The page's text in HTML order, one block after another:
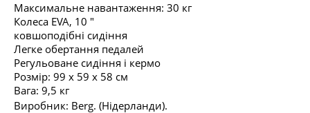
Максимальне навантаження: 30 кг
Колеса EVA, 10 "
ковшоподібні сидіння
Легке обертання педалей
Регульоване сидіння і кермо
Розмір: 99 х 59 х 58 см
Вага: 9,5 кг
Виробник: Berg. (Нідерланди).